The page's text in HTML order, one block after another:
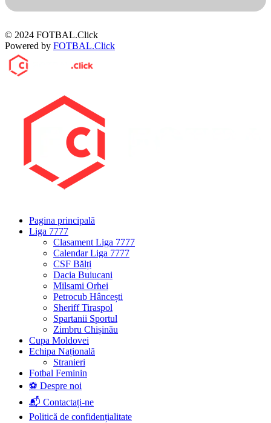
© 2024 FOTBAL.Click
Powered by FOTBAL.Click
Pagina principală
Liga 7777
Clasament Liga 7777
Calendar Liga 7777
CSF Bălți
Dacia Buiucani
Milsami Orhei
Petrocub Hâncești
Sheriff Tiraspol
Spartanii Sportul
Zimbru Chișinău
Cupa Moldovei
Echipa Națională
Stranieri
Fotbal Feminin
⚽ Despre noi
📬 Contactați-ne
Politică de confidențialitate